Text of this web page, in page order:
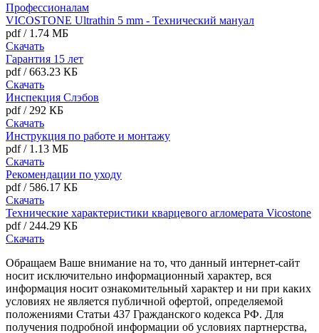
Профессионалам
VICOSTONE Ultrathin 5 mm - Технический мануал
pdf/ 1.74 МБ
Скачать
Гарантия 15 лет
pdf/663.23 КБ
Скачать
Инспекция Слэбов
pdf/ 292 КБ
Скачать
Инструкция по работе и монтажу
pdf/ 1.13 МБ
Скачать
Рекомендации по уходу
pdf/ 586.17 КБ
Скачать
Технические характеристики кварцевого агломерата Vicostone
pdf/ 244.29 КБ
Скачать
Обращаем Ваше внимание на то, что данный интернет-сайт
носит исключительно информационный характер, вся
информация носит ознакомительный характер и ни при каких
условиях не является публичной офертой, определяемой
положениями Статьи 437 Гражданского кодекса РФ. Для
получения подробной информации об условиях партнерства,